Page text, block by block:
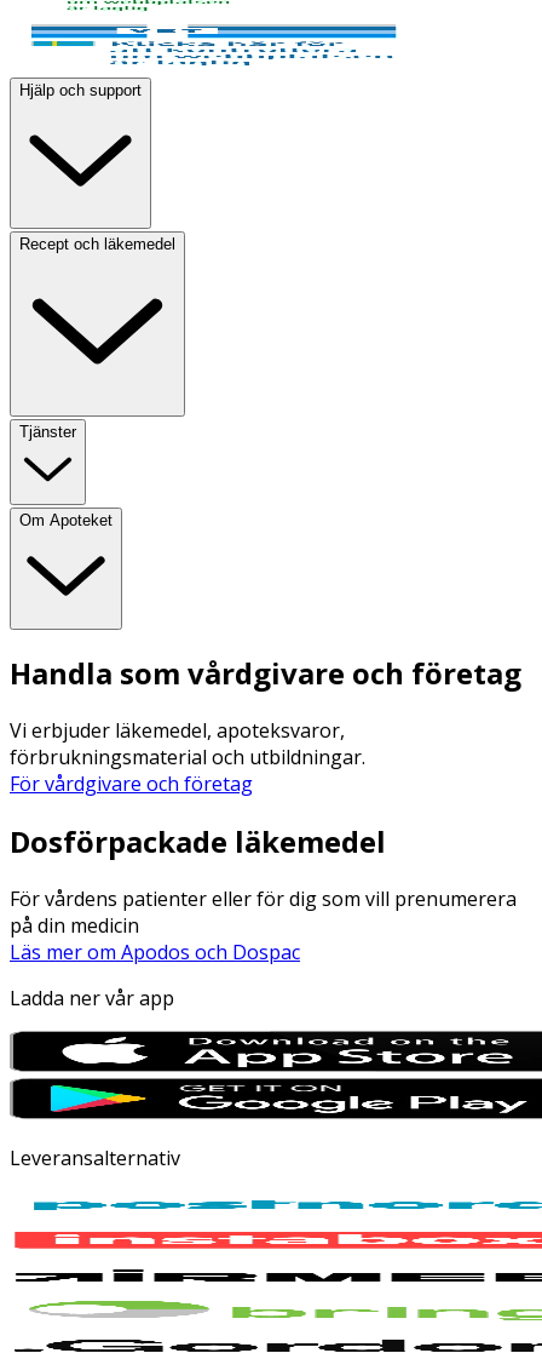
Hjälp och support
Recept och läkemedel
Tjänster
Om Apoteket
Handla som vårdgivare och företag
Vi erbjuder läkemedel, apoteksvaror,
förbrukningsmaterial och utbildningar.
För vårdgivare och företag
Dosförpackade läkemedel
För vårdens patienter eller för dig som vill prenumerera
på din medicin
Läs mer om Apodos och Dospac
Ladda ner vår app
Leveransalternativ